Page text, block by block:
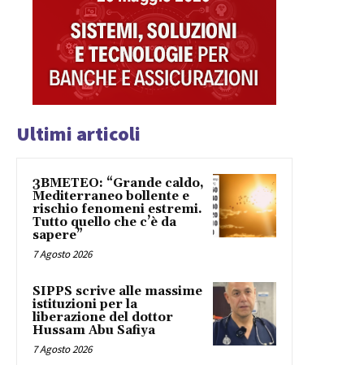
Ultimi articoli
3BMETEO: “Grande caldo,
Mediterraneo bollente e
rischio fenomeni estremi.
Tutto quello che c’è da
sapere”
7 Agosto 2026
SIPPS scrive alle massime
istituzioni per la
liberazione del dottor
Hussam Abu Safiya
7 Agosto 2026